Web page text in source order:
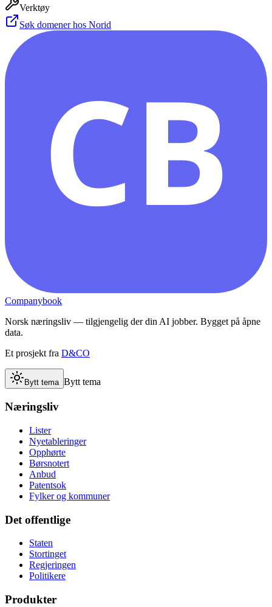
Verktøy
Søk domener hos Norid
CB
Companybook
Norsk næringsliv — tilgjengelig der din AI jobber. Bygget på åpne
data.
Et prosjekt fra D&CO
Bytt tema Bytt tema
Næringsliv
Lister
Nyetableringer
Opphørte
Børsnotert
Anbud
Patentsok
Fylker og kommuner
Det offentlige
Staten
Stortinget
Regjeringen
Politikere
Produkter